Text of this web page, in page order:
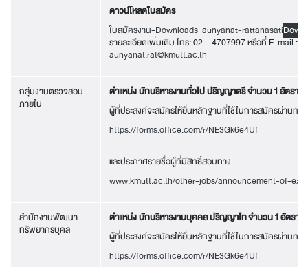
ดาวน์โหลดใบสมัคร
ใบสมัครงาน-Downloads_aunyanat-rattanasati
รายละเอียดเพิ่มเติม โทร: 02 – 4707997 หรือที่ E-mail :
aunyanat.rat@kmutt.ac.th
กลุ่มงานตรวจสอบ
ภายใน
ตำแหน่ง นักบริหารงานทั่วไป ปริญญาตรี จำนวน 1 อัตรา
ผู้ที่ประสงค์จะสมัครให้ยื่นหลักฐานที่ใช้ในการสมัครผ่านทาง
https://forms.office.com/r/NE3Gk6e4Uf
และประกาศรายชื่อผู้ที่มีสิทธิ์สอบทาง
www.kmutt.ac.th/other-jobs/announcement-of-
สำนักงานพัฒนา
ทรัพยากรบุคล
ตำแหน่ง นักบริหารงานบุคคล ปริญญาโท จำนวน 1 อัตรา
ผู้ที่ประสงค์จะสมัครให้ยื่นหลักฐานที่ใช้ในการสมัครผ่านทาง
https://forms.office.com/r/NE3Gk6e4Uf